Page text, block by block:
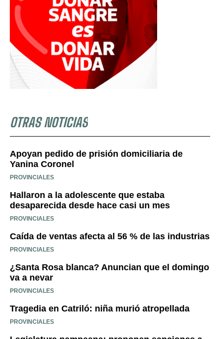
OTRAS NOTICIAS
Apoyan pedido de prisión domiciliaria de
Yanina Coronel
PROVINCIALES
Hallaron a la adolescente que estaba
desaparecida desde hace casi un mes
PROVINCIALES
Caída de ventas afecta al 56 % de las industrias
PROVINCIALES
¿Santa Rosa blanca? Anuncian que el domingo
va a nevar
PROVINCIALES
Tragedia en Catriló: niña murió atropellada
PROVINCIALES